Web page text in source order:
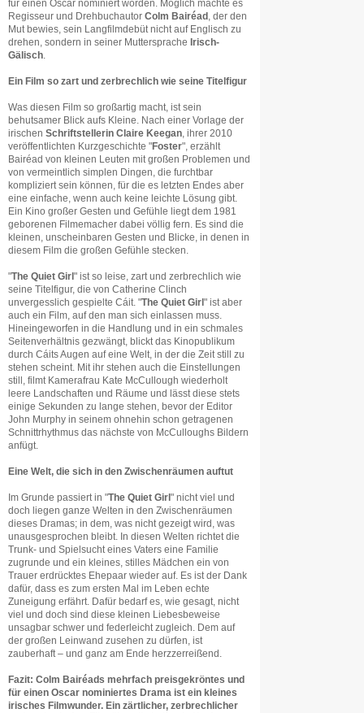
für einen Oscar nominiert worden. Möglich machte es
Regisseur und Drehbuchautor Colm Bairéad
, der den
Mut bewies, sein Langfilmdebüt nicht auf Englisch zu
drehen, sondern in seiner Muttersprache Irisch-
Gälisch
Ein Film so zart und zerbrechlich wie seine Titelfigur
Was diesen Film so großartig macht, ist sein
behutsamer Blick aufs Kleine. Nach einer Vorlage der
irischen Schriftstellerin Claire Keegan , ihrer 2010
veröffentlichten Kurzgeschichte "Foster", erzählt
Bairéad von kleinen Leuten mit großen Problemen und
von vermeintlich simplen Dingen, die furchtbar
kompliziert sein können, für die es letzten Endes aber
eine einfache, wenn auch keine leichte Lösung gibt.
Ein Kino großer Gesten und Gefühle liegt dem 1981
geborenen Filmemacher dabei völlig fern. Es sind die
kleinen, unscheinbaren Gesten und Blicke, in denen in
diesem Film die großen Gefühle stecken.
"The Quiet Girl " ist so leise, zart und zerbrechlich wie
seine Titelfigur, die von Catherine Clinch
unvergesslich gespielte Cáit. "The Quiet Girl " ist aber
auch ein Film, auf den man sich einlassen muss.
Hineingeworfen in die Handlung und in ein schmales
Seitenverhältnis gezwängt, blickt das Kinopublikum
durch Cáits Augen auf eine Welt, in der die Zeit still zu
stehen scheint. Mit ihr stehen auch die Einstellungen
still, filmt Kamerafrau Kate McCullough wiederholt
leere Landschaften und Räume und lässt diese stets
einige Sekunden zu lange stehen, bevor der Editor
John Murphy in seinem ohnehin schon getragenen
Schnittrhythmus das nächste von McCulloughs Bildern
anfügt.
Eine Welt, die sich in den Zwischenräumen auftut
Im Grunde passiert in "The Quiet Girl " nicht viel und
doch liegen ganze Welten in den Zwischenräumen
dieses Dramas; in dem, was nicht gezeigt wird, was
unausgesprochen bleibt. In diesen Welten richtet die
Trunk- und Spielsucht eines Vaters eine Familie
zugrunde und ein kleines, stilles Mädchen ein von
Trauer erdrücktes Ehepaar wieder auf. Es ist der Dank
dafür, dass es zum ersten Mal im Leben echte
Zuneigung erfährt. Dafür bedarf es, wie gesagt, nicht
viel und doch sind diese kleinen Liebesbeweise
unsagbar schwer und federleicht zugleich. Dem auf
der großen Leinwand zusehen zu dürfen, ist
zauberhaft – und ganz am Ende herzzerreißend.
Fazit: Colm Bairéads mehrfach preisgekröntes und
für einen Oscar nominiertes Drama ist ein kleines
irisches Filmwunder. Ein zärtlicher, zerbrechlicher